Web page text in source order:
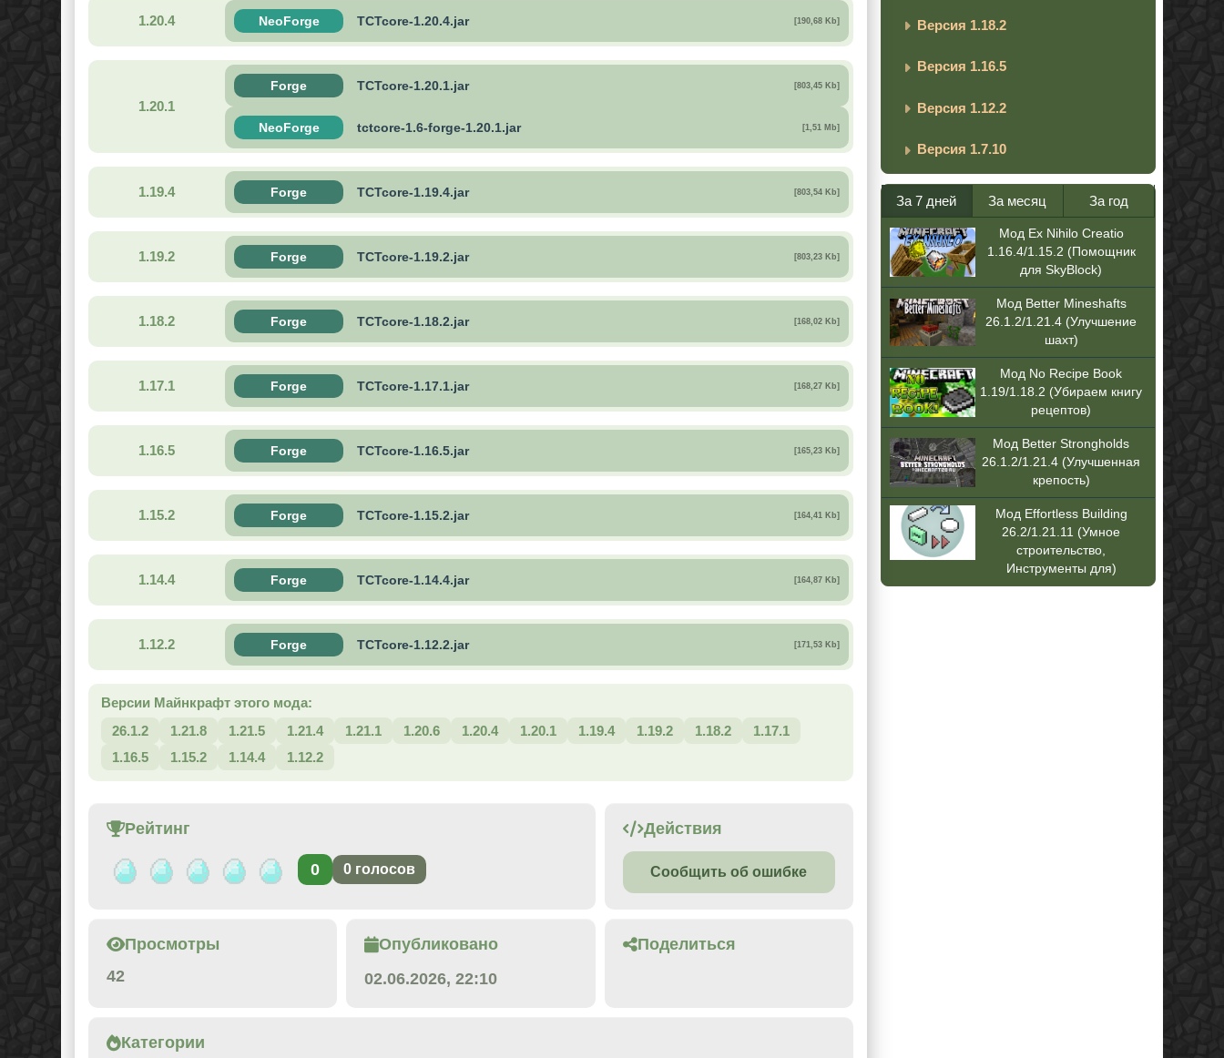
1.20.4 NeoForge TCTcore-1.20.4.jar [190,68 Kb]
1.20.1
Forge TCTcore-1.20.1.jar [803,45 Kb]
NeoForge tctcore-1.6-forge-1.20.1.jar [1,51 Mb]
1.19.4 Forge TCTcore-1.19.4.jar [803,54 Kb]
1.19.2 Forge TCTcore-1.19.2.jar [803,23 Kb]
1.18.2 Forge TCTcore-1.18.2.jar [168,02 Kb]
1.17.1 Forge TCTcore-1.17.1.jar [168,27 Kb]
1.16.5 Forge TCTcore-1.16.5.jar [165,23 Kb]
1.15.2 Forge TCTcore-1.15.2.jar [164,41 Kb]
1.14.4 Forge TCTcore-1.14.4.jar [164,87 Kb]
1.12.2 Forge TCTcore-1.12.2.jar [171,53 Kb]
Версии Майнкрафт этого мода:
26.1.2
1.21.8 1.21.5 1.21.4 1.21.1 1.20.6 1.20.4 1.20.1 1.19.4 1.19.2 1.18.2
1.17.1
1.16.5
1.15.2 1.14.4 1.12.2
Рейтинг
0 0 голосов
Действия
Сообщить об ошибке
Просмотры
42
Опубликовано
02.06.2026, 22:10
Поделиться
Категории
Версия 1.18.2
Версия 1.16.5
Версия 1.12.2
Версия 1.7.10
За 7 дней За месяц За год
Мод Ex Nihilo Creatio
1.16.4/1.15.2 (Помощник
для SkyBlock)
Мод Better Mineshafts
26.1.2/1.21.4 (Улучшение
шахт)
Мод No Recipe Book
1.19/1.18.2 (Убираем книгу
рецептов)
Мод Better Strongholds
26.1.2/1.21.4 (Улучшенная
крепость)
Мод Effortless Building
26.2/1.21.11 (Умное
строительство,
Инструменты для)